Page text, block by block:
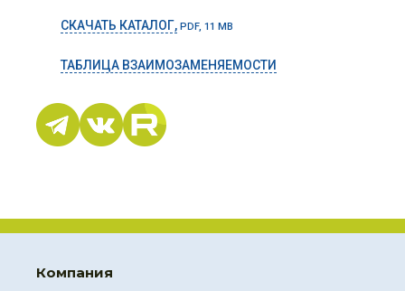
СКАЧАТЬ КАТАЛОГ, PDF, 11 MB
ТАБЛИЦА ВЗАИМОЗАМЕНЯЕМОСТИ
Компания